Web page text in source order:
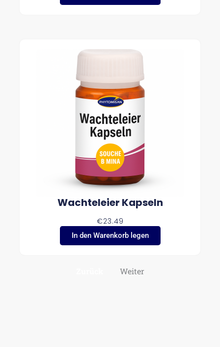
Wachteleier Kapseln
€23.49
In den Warenkorb legen
Weiter